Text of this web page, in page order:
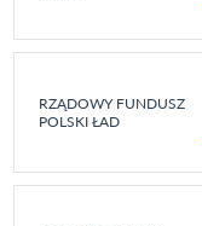
RZĄDOWY FUNDUSZ
POLSKI ŁAD